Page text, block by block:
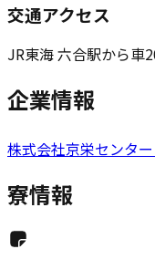
交通アクセス
JR東海 六合駅から車
企業情報
株式会社京栄センター
寮情報